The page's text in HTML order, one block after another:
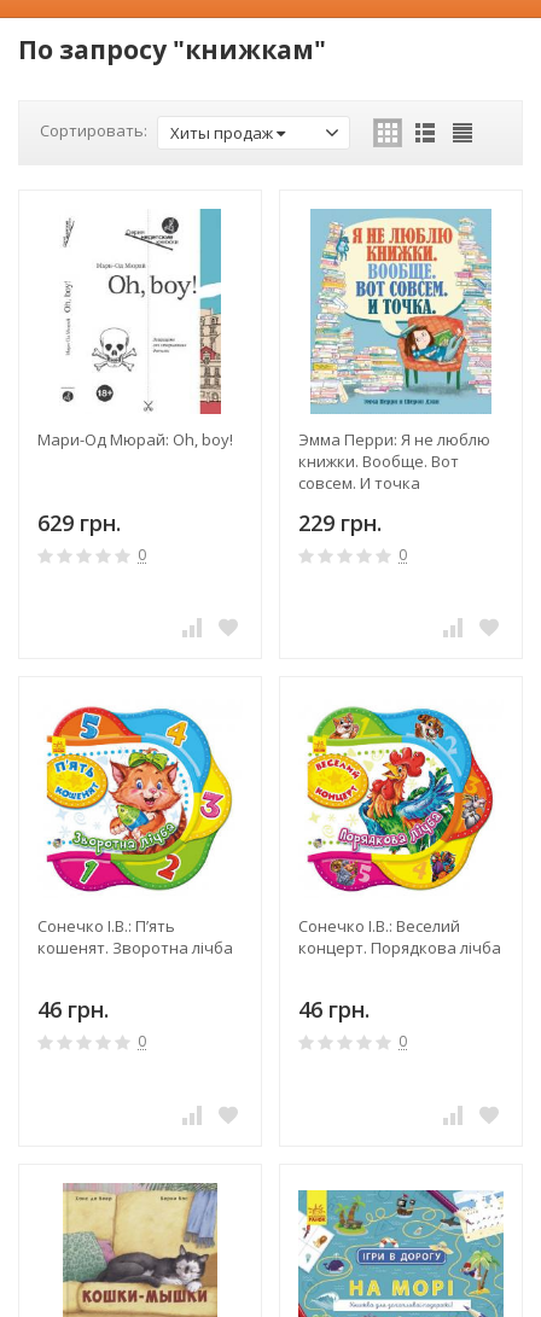
По запросу "книжкам"
Сортировать: Хиты продаж
Мари-Од Мюрай: Oh, boy!
629 грн.
0
Эмма Перри: Я не люблю
книжки. Вообще. Вот
совсем. И точка
229 грн.
0
Сонечко І.В.: П’ять
кошенят. Зворотна лічба
46 грн.
0
Сонечко І.В.: Веселий
концерт. Порядкова лічба
46 грн.
0